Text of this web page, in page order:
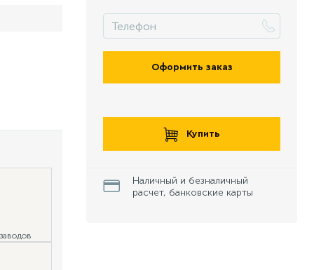
Оформить заказ
Купить
Наличный и безналичный
расчет, банковские карты